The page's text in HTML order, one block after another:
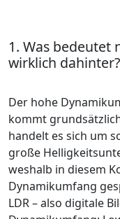
1. Was bedeutet
wirklich dahinter?
Der hohe
kommt
handelt es sich um
große
weshalb in diesem
Dynamikumfang
LDR – also digitale